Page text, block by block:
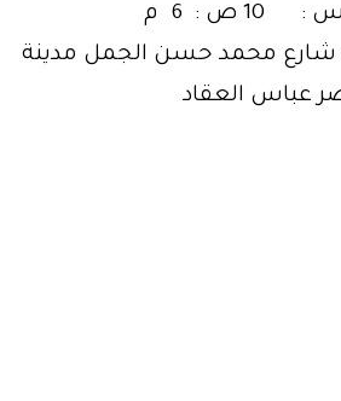
ص : 6 م
لوكشين الشركة:7 شارع محمد حسن الجمل مدينة
عباس العقاد